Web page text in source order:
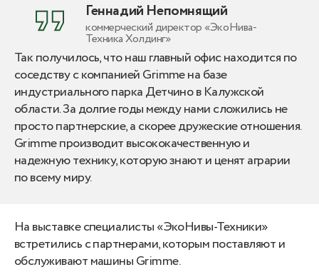
Так получилось, что наш главный офис находится по
соседству с компанией Grimme на базе
индустриального парка Детчино в Калужской
области. За долгие годы между нами сложились не
просто партнерские, а скорее дружеские отношения.
Grimme производит высококачественную и
надежную технику, которую знают и ценят аграрии
по всему миру.
Геннадий Непомнящий
коммерческий директор «ЭкоНива-
Техника Холдинг»
На выставке специалисты «ЭкоНивы-Техники»
встретились с партнерами, которым поставляют и
обслуживают машины Grimme.